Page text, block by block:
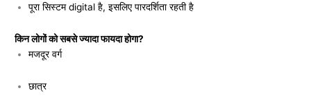
पूरा सिस्टम digital है, इसलिए पारदर्शिता रहती है
किन लोगों को सबसे ज्यादा फायदा होगा?
मजदूर वर्ग
छात्र